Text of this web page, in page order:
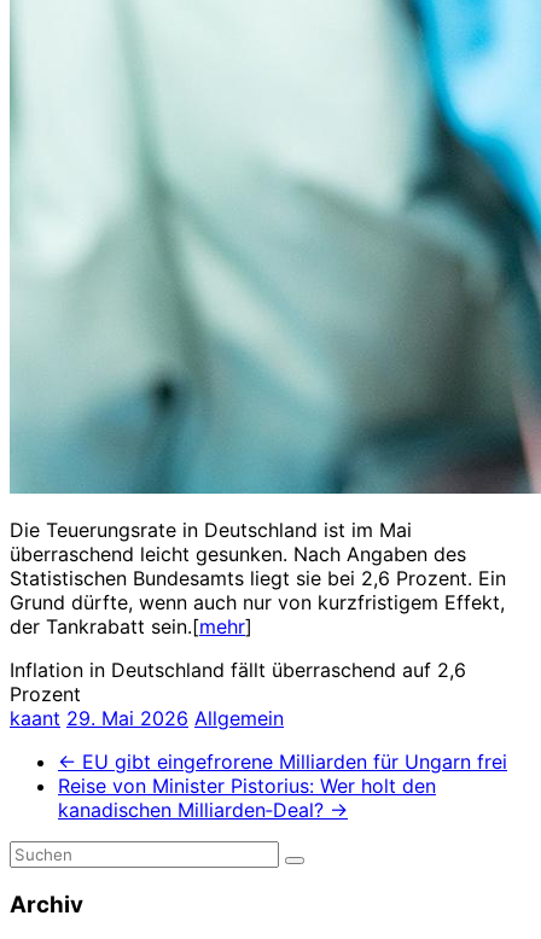
Die Teuerungsrate in Deutschland ist im Mai
überraschend leicht gesunken. Nach Angaben des
Statistischen Bundesamts liegt sie bei 2,6 Prozent. Ein
Grund dürfte, wenn auch nur von kurzfristigem Effekt,
der Tankrabatt sein.[mehr]
Inflation in Deutschland fällt überraschend auf 2,6
Prozent
kaant 29. Mai 2026 Allgemein
← EU gibt eingefrorene Milliarden für Ungarn frei
Reise von Minister Pistorius: Wer holt den
kanadischen Milliarden‑Deal? →
Archiv